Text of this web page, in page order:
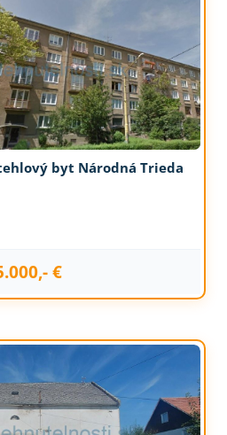
byt Národná Trieda
€